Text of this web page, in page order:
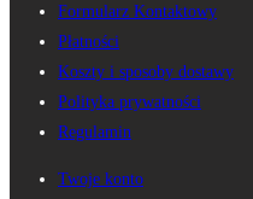
Formularz Kontaktowy
Płatności
Koszty i sposoby dostawy
Polityka prywatności
Regulamin
Twoje konto